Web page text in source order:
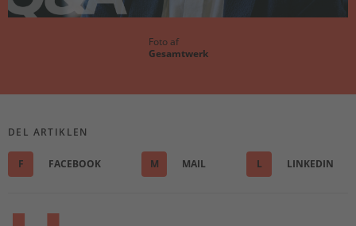
Foto af
Gesamtwerk
DEL ARTIKLEN
F FACEBOOK M MAIL L LINKEDIN